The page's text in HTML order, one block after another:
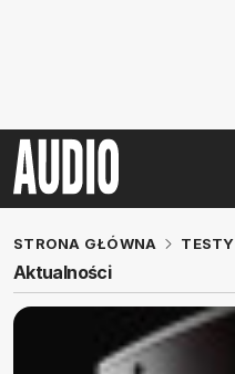
STRONA GŁÓWNA TESTY
Aktualności